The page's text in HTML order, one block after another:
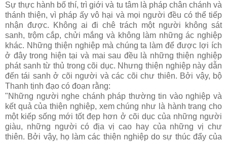
Sự thực hành bố thí, trì giới và tu tâm là pháp chân chánh và
thánh thiện, vì pháp ấy vô hại và mọi người đều có thể tiếp
nhận được. Không ai đi chê trách một người không sát
sanh, trộm cắp, chửi mắng và không làm những ác nghiệp
khác. Những thiện nghiệp mà chúng ta làm để được lợi ích
ở đây trong hiện tại và mai sau đều là những thiện nghiệp
phát sanh từ thủ trong cõi dục. Nhưng thiện nghiệp này dẫn
đến tái sanh ở cõi người và các cõi chư thiên. Bởi vậy, bộ
Thanh tịnh đạo có đoạn rằng:
"Những người nghe chánh pháp thường tin vào nghiệp và
kết quả của thiện nghiệp, xem chúng như là hành trang cho
một kiếp sống mới tốt đẹp hơn ở cõi dục của những người
giàu, những người có địa vị cao hay của những vị chư
thiên. Bởi vậy, họ làm các thiện nghiệp do sự thúc đẩy của